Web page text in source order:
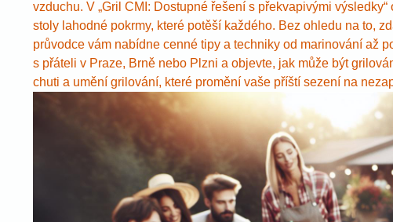
vzduchu. V „Gril CMI: Dostupné řešení s překvapivými
stoly lahodné pokrmy, které potěší každého. Bez ohledu na to,
průvodce vám nabídne cenné tipy a techniky od marinování až
s přáteli v Praze, Brně nebo Plzni a objevte, jak může být
chuti a umění grilování, které promění vaše příští sezení na